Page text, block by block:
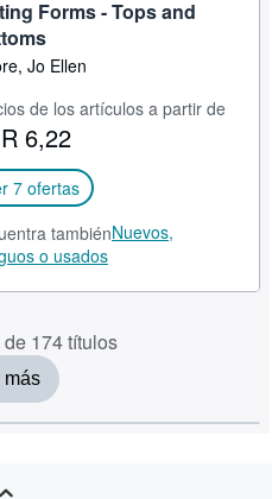
Forms - Tops and
Jo Ellen
de los artículos a partir de
6,22
7 ofertas
tambiénNuevos,
o usados
174 títulos
más